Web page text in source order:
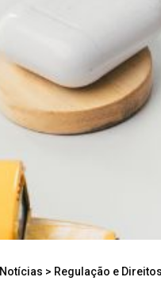
Notícias > Regulação e Direitos